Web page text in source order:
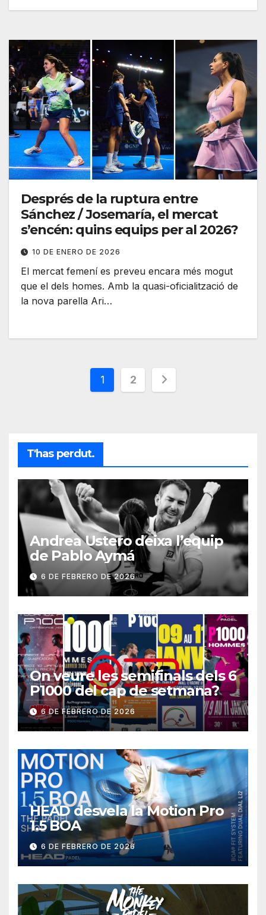
Després de la ruptura entre
Sánchez / Josemaría, el mercat
s’encén: quins equips per al 2026?
10 DE ENERO DE 2026
El mercat femení es preveu encara més mogut
que el dels homes. Amb la quasi-oficialització de
la nova parella Ari…
Paginación
1 2
T'has perdut.
Andrea Ustero deixa l’equip
de Pablo Aymá
6 DE FEBRERO DE 2026
On veure les semifinals dels 6
P1000 del cap de setmana?
6 DE FEBRERO DE 2026
HEAD desvela la Motion Pro
1.5 BOA
6 DE FEBRERO DE 2026